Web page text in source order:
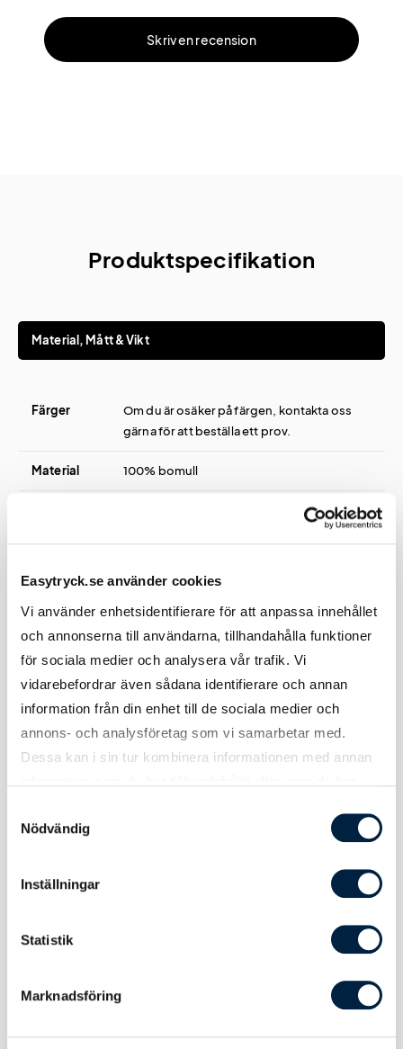
Easytryck.se använder cookies
Vi använder enhetsidentifierare för att anpassa innehållet
och annonserna till användarna, tillhandahålla funktioner
för sociala medier och analysera vår trafik. Vi
vidarebefordrar även sådana identifierare och annan
information från din enhet till de sociala medier och
annons- och analysföretag som vi samarbetar med.
Dessa kan i sin tur kombinera informationen med annan
Nödvändig
Inställningar
Statistik
Marknadsföring
Skriv en recension
Produktspecifikation
Material, Mått & Vikt
Färger
Om du är osäker på färgen, kontakta oss
gärna för att beställa ett prov.
Material 100% bomull
Tryck
Tryckmetod(er) Screentryck eller brodyr
Tryckyta bröst 120x120 mm
Undvik att stryka tröja med tryck. Stryk
annars på mycket låg värme på tröjans
bröst